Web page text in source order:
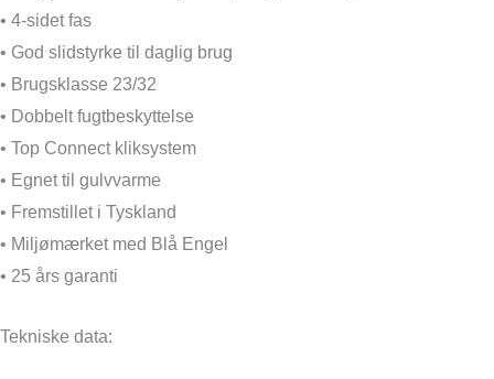
• 4-sidet fas
• God slidstyrke til daglig brug
• Brugsklasse 23/32
• Dobbelt fugtbeskyttelse
• Top Connect kliksystem
• Egnet til gulvvarme
• Fremstillet i Tyskland
• Miljømærket med Blå Engel
• 25 års garanti
Tekniske data: